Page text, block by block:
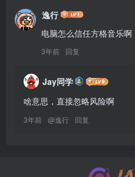
逸行
电脑怎么信任方格音乐啊
3年前 回复
Jay同学
啥意思，直接忽略风险啊
3年前 @逸行 回复